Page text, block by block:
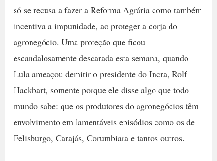
só se recusa a fazer a Reforma Agrária como também
incentiva a impunidade, ao proteger a corja do
agronegócio. Uma proteção que ficou
escandalosamente descarada esta semana, quando
Lula ameaçou demitir o presidente do Incra, Rolf
Hackbart, somente porque ele disse algo que todo
mundo sabe: que os produtores do agronegócios têm
envolvimento em lamentáveis episódios como os de
Felisburgo, Carajás, Corumbiara e tantos outros.